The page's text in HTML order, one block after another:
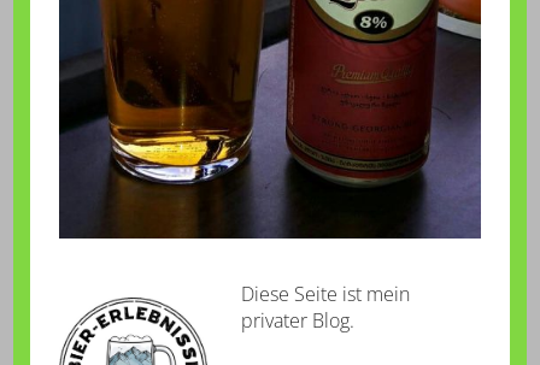
Diese Seite ist mein
privater Blog.